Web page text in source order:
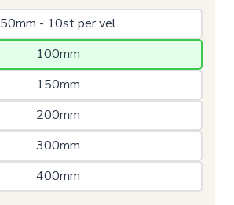
50mm - 10st per vel
100mm
150mm
200mm
300mm
400mm